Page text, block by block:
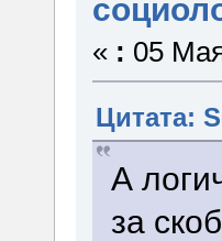
« : 05
Цитата:
А
за